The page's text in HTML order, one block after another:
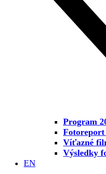
Program
Fotoreport
Víťazné
Výsledky
EN